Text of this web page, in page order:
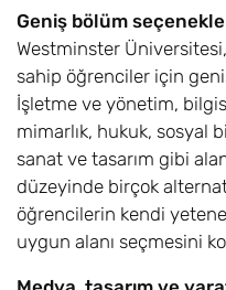
Cyber Security
and Forensics
with Foundation
BSc
6,8
Data Science and
Analytics with
Foundation BSc
8,10
English Language
with Foundation
6,8
Geniş bölüm
Westminster
sahip öğrenciler için
İşletme ve yönetim,
mimarlık, hukuk, sosyal
sanat ve tasarım gibi
düzeyinde birçok
öğrencilerin kendi
uygun alanı seçmesini